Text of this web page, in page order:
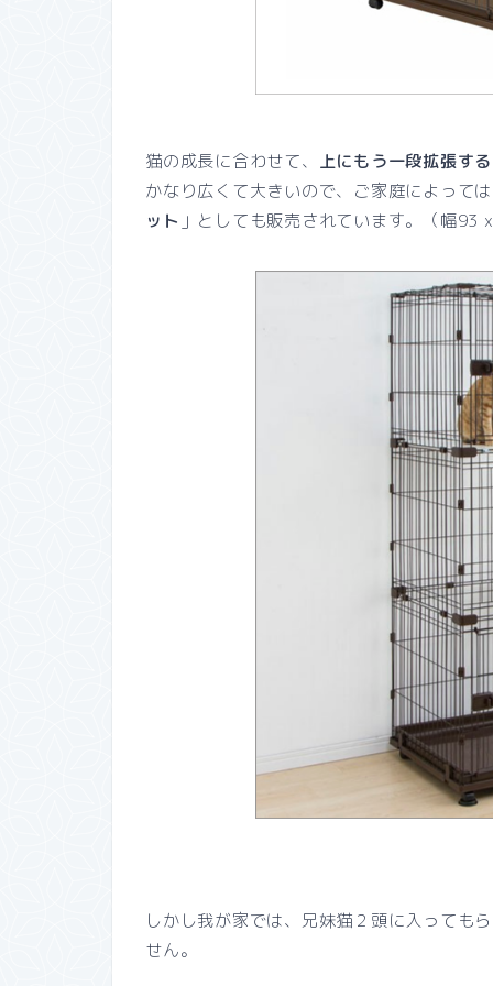
猫の成長に合わせて、 上にもう一段拡張す
かなり広くて大きいので、ご家庭によって
ット 」としても販売されています。（幅93
しかし我が家では、兄妹猫２頭に入っても
せん。